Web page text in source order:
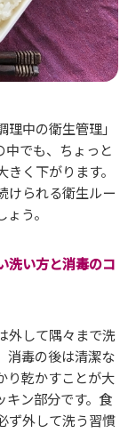
中の衛生管理」
中でも、ちょっと
く下がります。
けられる衛生ルー
う。
洗い方と消毒のコ
外して隅々まで洗
消毒の後は清潔な
り乾かすことが大
キン部分です。食
ず外して洗う習慣